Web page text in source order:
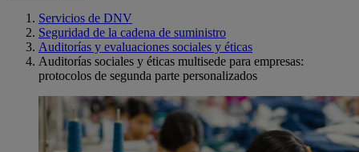
Servicios de DNV
Seguridad de la cadena de suministro
Auditorías y evaluaciones sociales y éticas
Auditorías sociales y éticas multisede para empresas:
protocolos de segunda parte personalizados